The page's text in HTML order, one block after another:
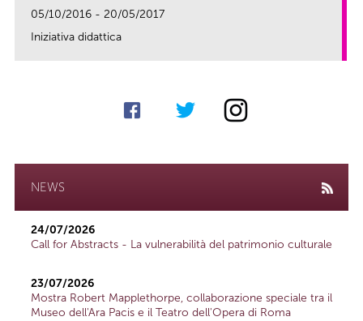
05/10/2016 - 20/05/2017
Iniziativa didattica
NEWS
24/07/2026
Call for Abstracts - La vulnerabilità del patrimonio culturale
23/07/2026
Mostra Robert Mapplethorpe, collaborazione speciale tra il
Museo dell'Ara Pacis e il Teatro dell'Opera di Roma